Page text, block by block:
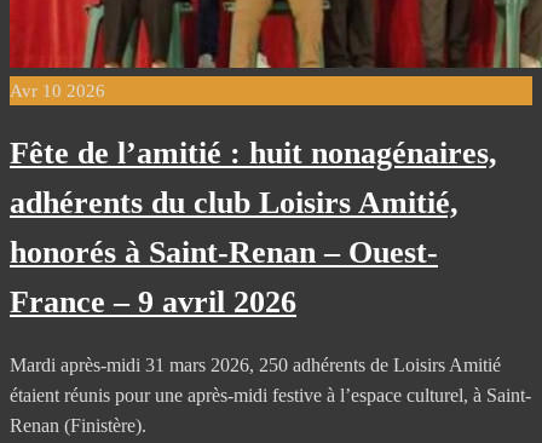
Avr 10 2026
Fête de l’amitié : huit nonagénaires,
adhérents du club Loisirs Amitié,
honorés à Saint-Renan – Ouest-
France – 9 avril 2026
Mardi après-midi 31 mars 2026, 250 adhérents de Loisirs Amitié
étaient réunis pour une après-midi festive à l’espace culturel, à Saint-
Renan (Finistère).